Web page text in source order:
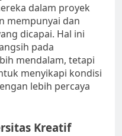
dalam proyek
mempunyai dan
dicapai. Hal ini
pada
mendalam, tetapi
menyikapi kondisi
lebih percaya
Kreatif